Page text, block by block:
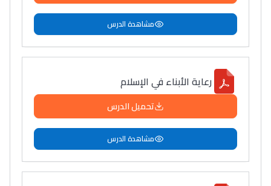
مشاهدة الدرس
رعاية الأبناء في الإسلام
تحميل الدرس
مشاهدة الدرس